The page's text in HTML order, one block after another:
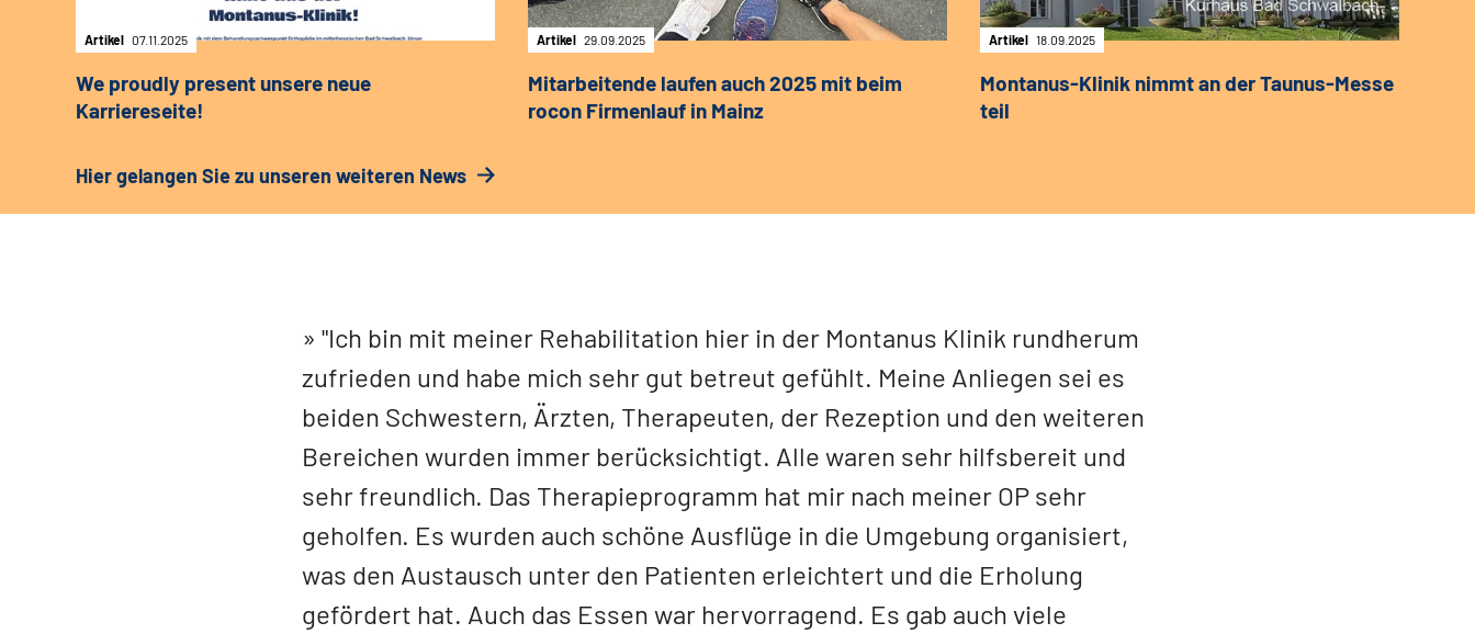
Artikel 07.11.2025
We proudly present unsere neue
Karriereseite!
Artikel 29.09.2025
Mitarbeitende laufen auch 2025 mit beim
rocon Firmenlauf in Mainz
Artikel 18.09.2025
Montanus-Klinik nimmt an der Taunus-Messe
teil
Hier gelangen Sie zu unseren weiteren News
"Ich bin mit meiner Rehabilitation hier in der Montanus Klinik rundherum
zufrieden und habe mich sehr gut betreut gefühlt. Meine Anliegen sei es
beiden Schwestern, Ärzten, Therapeuten, der Rezeption und den weiteren
Bereichen wurden immer berücksichtigt. Alle waren sehr hilfsbereit und
sehr freundlich. Das Therapieprogramm hat mir nach meiner OP sehr
geholfen. Es wurden auch schöne Ausflüge in die Umgebung organisiert,
was den Austausch unter den Patienten erleichtert und die Erholung
gefördert hat. Auch das Essen war hervorragend. Es gab auch viele